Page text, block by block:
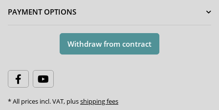
PAYMENT OPTIONS
Withdraw from contract
* All prices incl. VAT, plusshipping fees